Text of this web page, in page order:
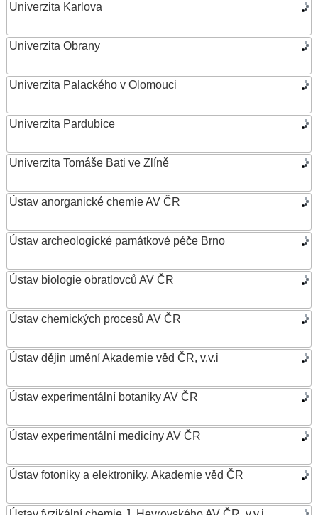
Univerzita Karlova
Univerzita Obrany
Univerzita Palackého v Olomouci
Univerzita Pardubice
Univerzita Tomáše Bati ve Zlíně
Ústav anorganické chemie AV ČR
Ústav archeologické památkové péče Brno
Ústav biologie obratlovců AV ČR
Ústav chemických procesů AV ČR
Ústav dějin umění Akademie věd ČR, v.v.i
Ústav experimentální botaniky AV ČR
Ústav experimentální medicíny AV ČR
Ústav fotoniky a elektroniky, Akademie věd ČR